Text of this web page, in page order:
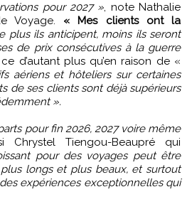
pour 2027 », note Nathalie
Voyage. « Mes clients ont la
plus ils anticipent, moins ils seront
de prix consécutives à la guerre
d’autant plus qu’en raison de «
aériens et hôteliers sur certaines
de ses clients sont déjà supérieurs
».
pour fin 2026, 2027 voire même
Chrystel Tiengou-Beaupré qui
pour des voyages peut être
longs et plus beaux, et surtout
expériences exceptionnelles qui